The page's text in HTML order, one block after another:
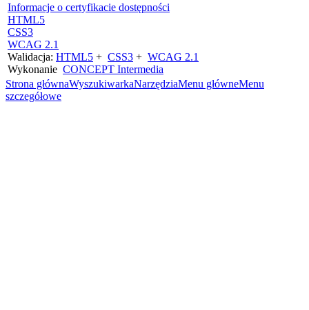
Informacje o certyfikacie dostępności
HTML5
CSS3
WCAG 2.1
Walidacja: HTML5 + CSS3 + WCAG 2.1
Wykonanie CONCEPT Intermedia
Strona głównaWyszukiwarkaNarzędziaMenu główneMenu
szczegółowe